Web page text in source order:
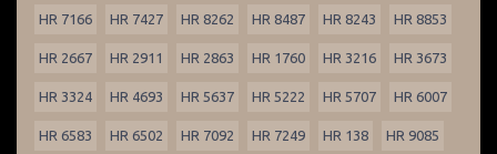
HR 7166 HR 7427 HR 8262 HR 8487 HR 8243 HR 8853
HR 2667 HR 2911 HR 2863 HR 1760 HR 3216 HR 3673
HR 3324 HR 4693 HR 5637 HR 5222 HR 5707 HR 6007
HR 6583 HR 6502 HR 7092 HR 7249 HR 138 HR 9085